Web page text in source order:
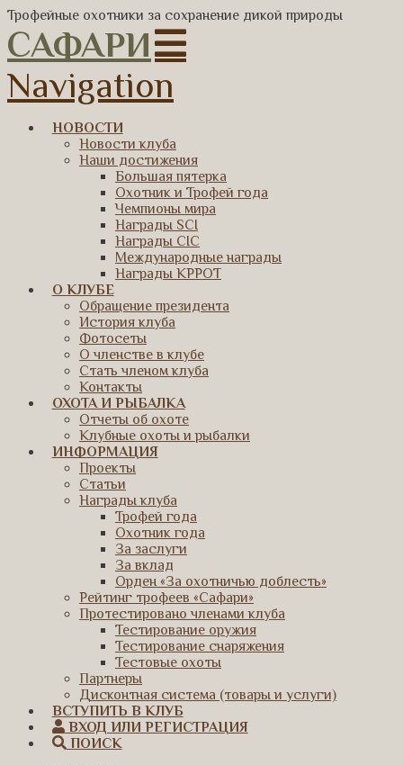
Трофейные охотники за сохранение дикой природы
САФАРИ
Navigation
НОВОСТИ
Новости клуба
Наши достижения
Большая пятерка
Охотник и Трофей года
Чемпионы мира
Награды SCI
Награды CIC
Международные награды
Награды КРРОТ
О КЛУБЕ
Обращение президента
История клуба
Фотосеты
О членстве в клубе
Стать членом клуба
Контакты
ОХОТА И РЫБАЛКА
Отчеты об охоте
Клубные охоты и рыбалки
ИНФОРМАЦИЯ
Проекты
Статьи
Награды клуба
Трофей года
Охотник года
За заслуги
За вклад
Орден «За охотничью доблесть»
Рейтинг трофеев «Сафари»
Протестировано членами клуба
Тестирование оружия
Тестирование снаряжения
Тестовые охоты
Партнеры
Дисконтная система (товары и услуги)
ВСТУПИТЬ В КЛУБ
ВХОД ИЛИ РЕГИСТРАЦИЯ
ПОИСК